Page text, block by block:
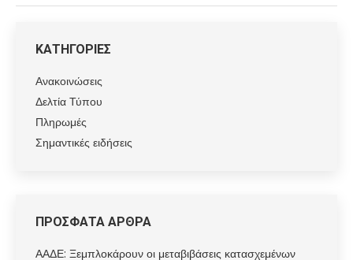
ΚΑΤΗΓΟΡΙΕΣ
Ανακοινώσεις
Δελτία Τύπου
Πληρωμές
Σημαντικές ειδήσεις
ΠΡΟΣΦΑΤΑ ΑΡΘΡΑ
ΑΑΔΕ: Ξεμπλοκάρουν οι μεταβιβάσεις κατασχεμένων